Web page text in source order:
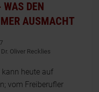
DEN
AUSMACHT
Oliver Recklies
heute auf
vom Freiberufler